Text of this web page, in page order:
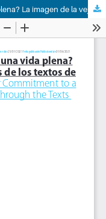
¿Gerontofobia o apuesta por una vida plena? La imagen de la vejez a través de los textos de Le Corbusier